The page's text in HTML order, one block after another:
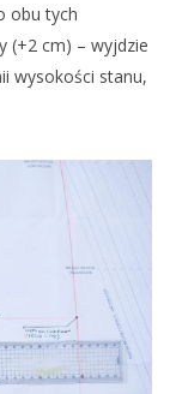
obu tych
(+2 cm) – wyjdzie
wysokości stanu,